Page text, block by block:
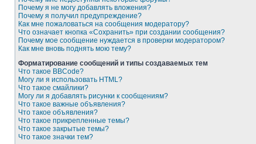
Почему я не могу добавлять вложения?
Почему я получил предупреждение?
Как мне пожаловаться на сообщения модератору?
Что означает кнопка «Сохранить» при создании сообщения?
Почему мое сообщение нуждается в проверки модератором?
Как мне вновь поднять мою тему?
Форматирование сообщений и типы создаваемых тем
Что такое BBCode?
Могу ли я использовать HTML?
Что такое смайлики?
Могу ли я добавлять рисунки к сообщениям?
Что такое важные объявления?
Что такое объявления?
Что такое прикрепленные темы?
Что такое закрытые темы?
Что такое значки тем?